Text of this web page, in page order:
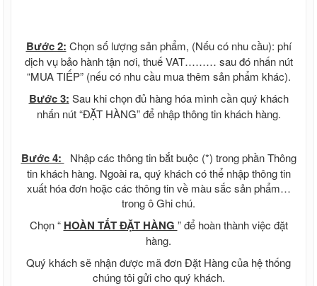
Bước 2: Chọn số lượng sản phẩm, (Nếu có nhu cầu): phí
dịch vụ bảo hành tận nơi, thuế VAT……… sau đó nhấn nút
“MUA TIẾP” (nếu có nhu cầu mua thêm sản phẩm khác).
Bước 3: Sau khi chọn đủ hàng hóa mình cần quý khách
nhấn nút “ĐẶT HÀNG” để nhập thông tin khách hàng.
Bước 4:
Nhập các thông tin bắt buộc (*) trong phần Thông
tin khách hàng. Ngoài ra, quý khách có thể nhập thông tin
xuất hóa đơn hoặc các thông tin về màu sắc sản phẩm…
trong ô Ghi chú.
Chọn “ HOÀN TẤT ĐẶT HÀNG ” để hoàn thành việc đặt
hàng.
Quý khách sẽ nhận được mã đơn Đặt Hàng của hệ thống
chúng tôi gửi cho quý khách.